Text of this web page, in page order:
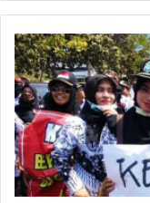
Nasib
Guru
PPPK
Belum
Aman,
Bisa
Dipecat
Sewaktu-
waktu